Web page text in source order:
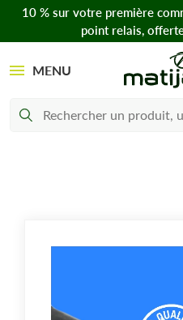
10 % sur votre première
point relais,
MENU